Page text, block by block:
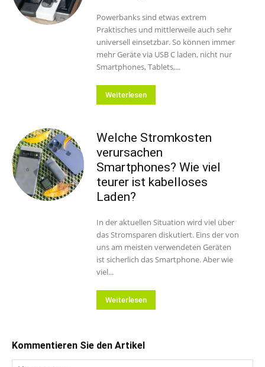
Powerbanks sind etwas extrem
Praktisches und mittlerweile auch sehr
universell einsetzbar. So können immer
mehr Geräte via USB C laden, nicht nur
Smartphones, Tablets,...
Weiterlesen
Welche Stromkosten
verursachen
Smartphones? Wie viel
teurer ist kabelloses
Laden?
In der aktuellen Situation wird viel über
das Stromsparen diskutiert. Eins der von
uns am meisten verwendeten Geräten
ist sicherlich das Smartphone. Aber wie
viel...
Weiterlesen
Kommentieren Sie den Artikel